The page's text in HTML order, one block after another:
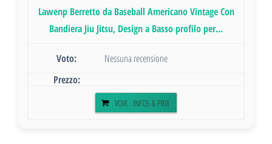
Lawenp Berretto da Baseball Americano Vintage Con
Bandiera Jiu Jitsu, Design a Basso profilo per...
Nessuna recensione
VOIR : INFOS & PRIX